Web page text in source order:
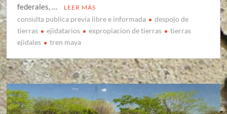
federales, …
LEER MÁS
consulta publica previa libre e informada
despojo de
tierras
ejidatarios expropiacion de tierras
tierras
ejidales
tren maya